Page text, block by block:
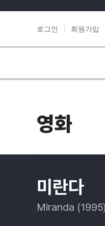
로그인 회원가입
영화
미란다
Miranda (1995)